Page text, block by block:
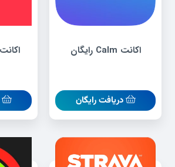
اکانت Calm رایگان
دریافت رایگان